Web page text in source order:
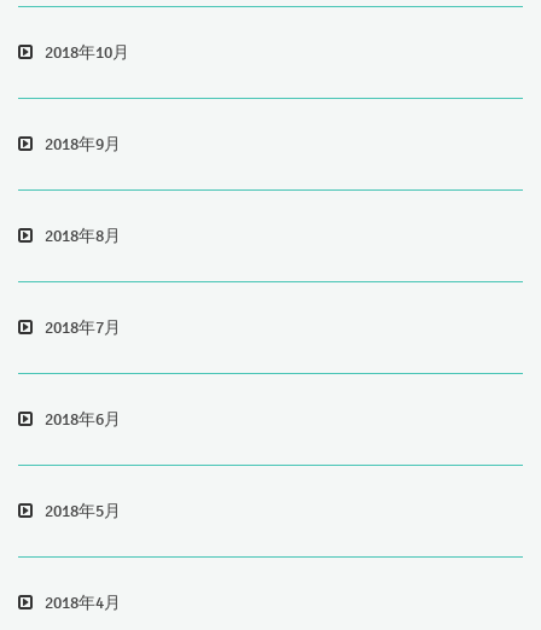
2018年10月
2018年9月
2018年8月
2018年7月
2018年6月
2018年5月
2018年4月